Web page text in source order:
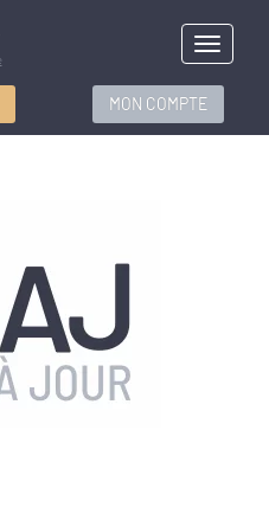
Menu
MON COMPTE